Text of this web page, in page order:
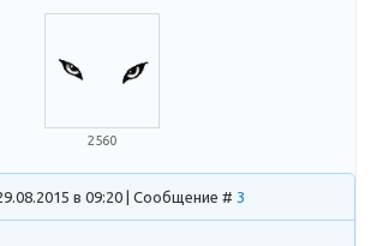
2560
в 09:20 | Сообщение # 3